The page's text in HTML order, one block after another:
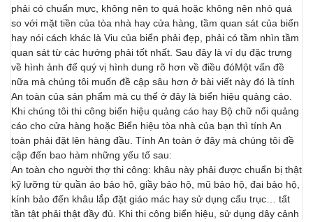
phải có chuẩn mực, không nên to quá hoặc không nên nhỏ quá
so với mặt tiền của tòa nhà hay cửa hàng, tầm quan sát của biển
hay nói cách khác là Viu của biển phải đẹp, phải có tầm nhìn tầm
quan sát từ các hướng phải tốt nhất. Sau đây là ví dụ đặc trưng
về hình ảnh để quý vị hình dung rõ hơn về điều đóMột vấn đề
nữa mà chúng tôi muốn đề cập sâu hơn ở bài viết này đó là tính
An toàn của sản phẩm mà cụ thể ở đây là biển hiệu quảng cáo.
Khi chúng tôi thi công biển hiệu quảng cáo hay Bộ chữ nổi quảng
cáo cho cửa hàng hoặc Biển hiệu tòa nhà của bạn thì tính An
toàn phải đặt lên hàng đầu. Tính An toàn ở đây mà chúng tôi đề
cập đến bao hàm những yếu tố sau:
An toàn cho người thợ thi công: khâu này phải được chuẩn bị thật
kỹ lưỡng từ quần áo bảo hộ, giầy bảo hộ, mũ bảo hộ, đai bảo hộ,
kính bảo đến khâu lắp đặt giáo mác hay sử dụng cẩu trục… tất
tần tật phải thật đầy đủ. Khi thi công biển hiệu, sử dụng dây cảnh